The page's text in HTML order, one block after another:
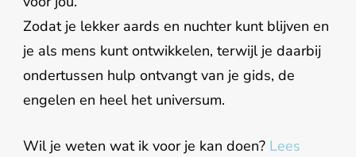
Zodat je lekker aards en nuchter kunt blijven en
je als mens kunt ontwikkelen, terwijl je daarbij
ondertussen hulp ontvangt van je gids, de
engelen en heel het universum.
Wil je weten wat ik voor je kan doen? Lees